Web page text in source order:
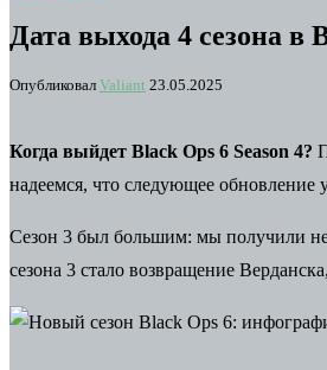
Дата выхода 4 сезона в
Опубликовал Valiant 23.05.2025
Когда выйдет Black Ops 6 Season 4?
надеемся, что следующее
Сезон 3 был большим: мы получили
сезона 3 стало возвращение